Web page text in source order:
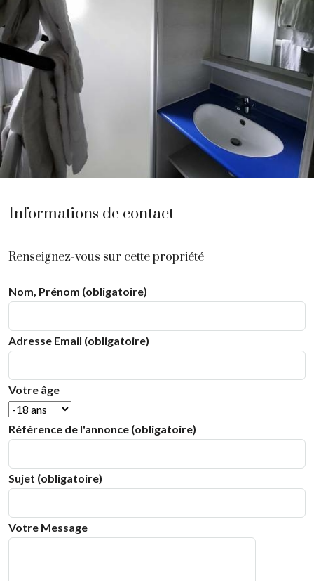
Informations de contact
Renseignez-vous sur cette propriété
Nom, Prénom (obligatoire)
Adresse Email (obligatoire)
Votre âge
Référence de l'annonce (obligatoire)
Sujet (obligatoire)
Votre Message